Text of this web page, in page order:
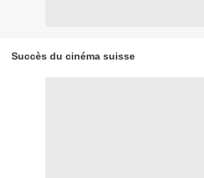
Succès du cinéma suisse